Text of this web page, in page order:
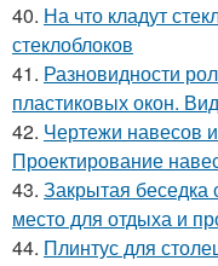
40. На что кладут
стеклоблоков
41. Разновидности
пластиковых окон.
42. Чертежи навесов
Проектирование
43. Закрытая
место для отдыха и
44. Плинтус для